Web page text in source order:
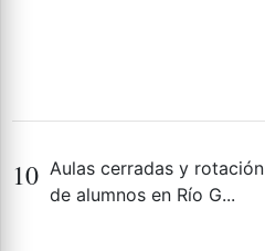
10 Aulas cerradas y rotación
de alumnos en Río G...